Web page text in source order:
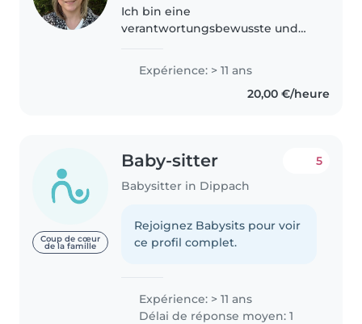
Ich bin eine
verantwortungsbewusste und
11 Jahren Erfahrung in der
Betreuung von Kindern aller
Altersgruppen – von Babys bis zu
Expérience: > 11 ans
20,00 €/heure
Coup de cœur
de la famille
Baby-sitter
Babysitter in Dippach
5
Rejoignez Babysits pour voir
ce profil complet.
Expérience: > 11 ans
Délai de réponse moyen: 1